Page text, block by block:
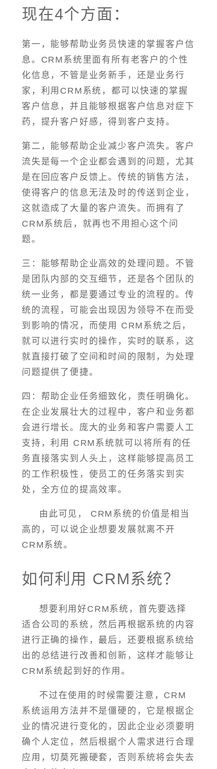
现在4个方面：
第一，能够帮助业务员快速的掌握客户信
息。CRM系统里面有所有老客户的个性
化信息，不管是业务新手，还是业务行
家，利用CRM系统，都可以快速的掌握
客户信息，并且能够根据客户信息对症下
药，提升客户好感，得到客户支持。
第二，能够帮助企业减少客户流失。客户
流失是每一个企业都会遇到的问题，尤其
是在回应客户反馈上。传统的销售方法，
使得客户的信息无法及时的传送到企业，
这就造成了大量的客户流失。而拥有了
CRM系统后，就再也不用担心这个问
题。
三：能够帮助企业高效的处理问题。不管
是团队内部的交互细节，还是各个团队的
统一业务，都是要通过专业的流程的。传
统的流程，可能会出现因为领导不在而受
到影响的情况，而使用 CRM系统之后，
就可以进行实时的操作，实时的联系，这
就直接打破了空间和时间的限制，为处理
问题提供了便捷。
四：帮助企业任务细致化，责任明确化。
在企业发展壮大的过程中，客户和业务都
会进行增长。庞大的业务和客户需要人工
支持，利用 CRM系统就可以将所有的任
务直接落实到人头上，这样能够提高员工
的工作积极性，使员工的任务落实到实
处，全方位的提高效率。
由此可见， CRM系统的价值是相当
高的，可以说企业想要发展就离不开
CRM系统。
如何利用 CRM系统？
想要利用好CRM系统，首先要选择
适合公司的系统，然后再根据系统的内容
进行正确的操作，最后，还要根据系统给
出的总结进行改善和创新，这样才能够让
CRM系统起到好的作用。
不过在使用的时候需要注意，CRM
系统运用方法并不是僵硬的，它是根据企
业的情况进行变化的，因此企业必须要明
确个人定位，然后根据个人需求进行合理
应用，切莫死搬硬套，否则系统将会失去